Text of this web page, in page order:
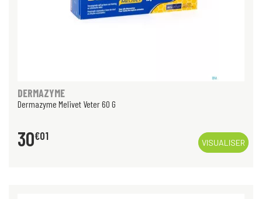
DERMAZYME
Dermazyme Melivet Veter 60 G
30€01
VISUALISER